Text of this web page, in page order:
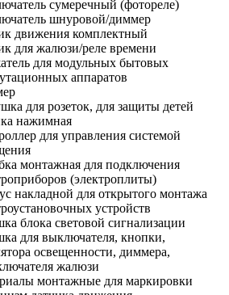
сумеречный (фотореле)
шнуровой/диммер
движения комплектный
для жалюзи/реле времени
для модульных бытовых
аппаратов
для розеток, для защиты детей
нажимная
для управления системой
монтажная для подключения
(электроплиты)
накладной для открытого монтажа
устройств
блока световой сигнализации
для выключателя, кнопки,
освещенности, диммера,
жалюзи
монтажные для маркировки